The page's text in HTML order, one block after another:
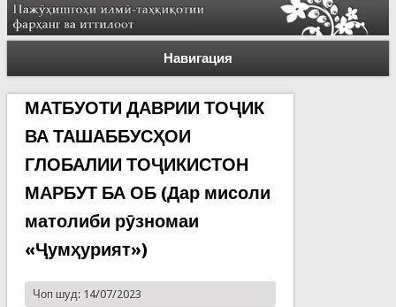
Навигация
МАТБУОТИ ДАВРИИ ТОҶИК
ВА ТАШАББУСҲОИ
ГЛОБАЛИИ ТОҶИКИСТОН
МАРБУТ БА ОБ (Дар мисоли
матолиби рӯзномаи
«Ҷумҳурият»)
Чоп шуд: 14/07/2023